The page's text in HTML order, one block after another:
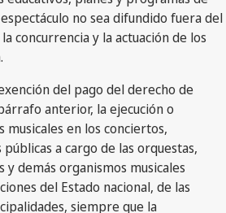
no sea difundido fuera del
concurrencia y la actuación de los
del pago del derecho de
anterior, la ejecución o
en los conciertos,
a cargo de las orquestas,
y demás organismos musicales
del Estado nacional, de las
siempre que la